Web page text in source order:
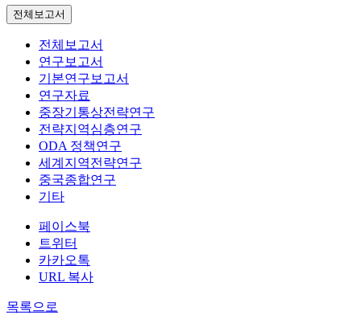
전체보고서
전체보고서
연구보고서
기본연구보고서
연구자료
중장기통상전략연구
전략지역심층연구
ODA 정책연구
세계지역전략연구
중국종합연구
기타
페이스북
트위터
카카오톡
URL 복사
목록으로